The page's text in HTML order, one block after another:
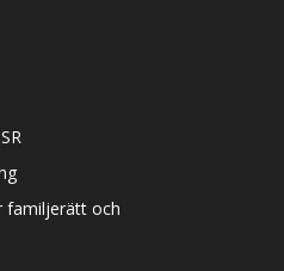
familjerätt och